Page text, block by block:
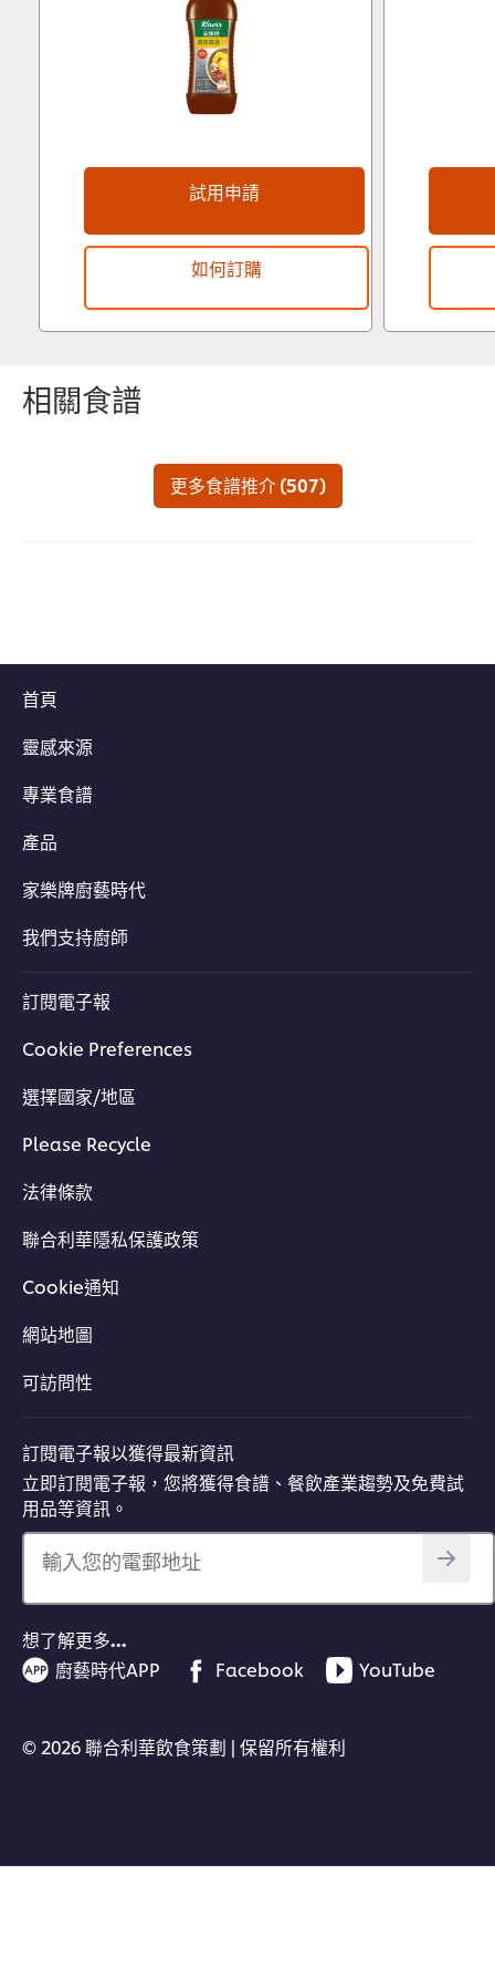
立即同Chef Buddy 交流
試用申請
如何訂購
相關食譜
更多食譜推介 (507)
首頁
靈感來源
專業食譜
產品
家樂牌廚藝時代
我們支持廚師
訂閱電子報
Cookie Preferences
選擇國家/地區
Please Recycle
法律條款
聯合利華隱私保護政策
Cookie通知
網站地圖
可訪問性
訂閱電子報以獲得最新資訊
立即訂閱電子報，您將獲得食譜、餐飲產業趨勢及免費試
用品等資訊。
輸入您的電郵地址
想了解更多…
廚藝時代APP
Facebook YouTube
© 2026 聯合利華飲食策劃 | 保留所有權利